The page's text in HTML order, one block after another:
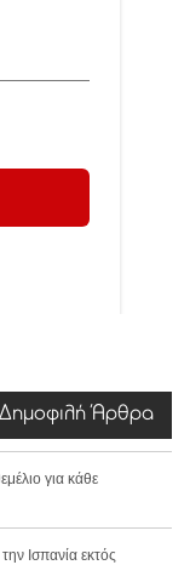
Δημοφιλή Άρθρα
για κάθε
Ισπανία εκτός